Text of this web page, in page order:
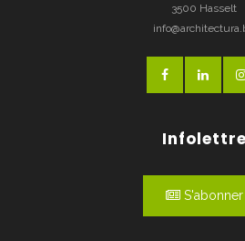
3500 Hasselt
Infolettre
S'abonner